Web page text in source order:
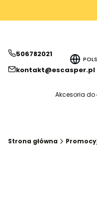
506782021
kontakt@escasper.pl
Akcesoria do
Strona główna